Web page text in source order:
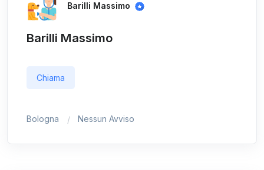
Barilli Massimo
Barilli Massimo
Chiama
Bologna Nessun Avviso